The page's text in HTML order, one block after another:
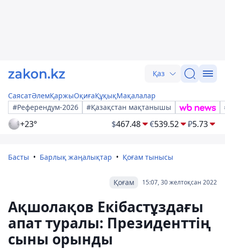
Қаз
СаясатӘлемҚаржыОқиғаҚұқықМақалалар
#Референдум-2026
#Қазақстан мақтанышы
+23° $467.48 €539.52 ₽5.73
Басты Барлық жаңалықтар Қоғам тынысы
15:07, 30 желтоқсан 2022
Қоғам
Ақшолақов Екібастұздағы
апат туралы: Президенттің
сыны орынды